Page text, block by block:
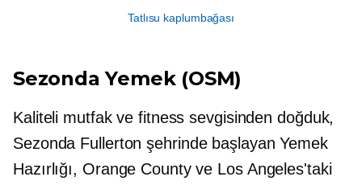
Tatlısu kaplumbağası
Sezonda Yemek (OSM)
Kaliteli mutfak ve fitness sevgisinden doğduk,
SezondaFullerton şehrinde başlayan Yemek
Hazırlığı, Orange County ve Los Angeles'taki